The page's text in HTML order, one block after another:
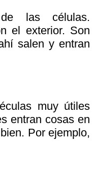
las células.
el exterior. Son
salen y entran
muy útiles
entran cosas en
Por ejemplo,